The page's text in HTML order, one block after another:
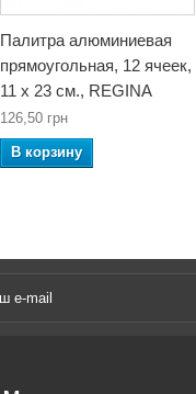
Палитра алюминиевая
прямоугольная, 12 ячеек,
11 x 23 см., REGINA
126,50 грн
В корзину